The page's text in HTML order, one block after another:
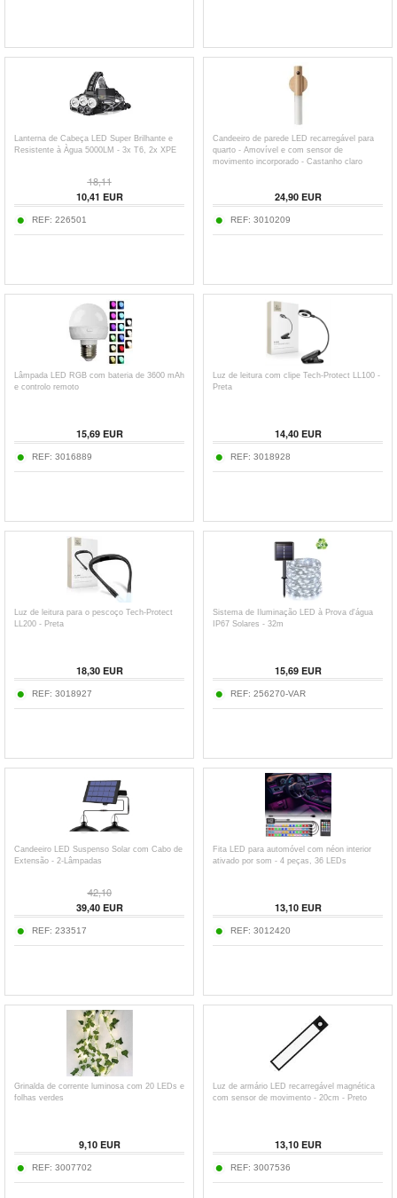
Lanterna de Cabeça LED Super Brilhante e
Resistente à Àgua 5000LM - 3x T6, 2x XPE
18,11
10,41 EUR
REF: 226501
Candeeiro de parede LED recarregável para
quarto - Amovível e com sensor de
movimento incorporado - Castanho claro
24,90EUR
REF: 3010209
Lâmpada LED RGB com bateria de 3600 mAh
e controlo remoto
15,69EUR
REF: 3016889
Luz de leitura com clipe Tech-Protect LL100 -
Preta
14,40EUR
REF: 3018928
Luz de leitura para o pescoço Tech-Protect
LL200 - Preta
18,30EUR
REF: 3018927
Sistema de Iluminação LED à Prova d'água
IP67 Solares - 32m
15,69EUR
REF: 256270-VAR
Candeeiro LED Suspenso Solar com Cabo de
Extensão - 2-Lâmpadas
42,10
39,40EUR
REF: 233517
Fita LED para automóvel com néon interior
ativado por som - 4 peças, 36 LEDs
13,10EUR
REF: 3012420
Grinalda de corrente luminosa com 20 LEDs e
folhas verdes
9,10EUR
REF: 3007702
Luz de armário LED recarregável magnética
com sensor de movimento - 20cm - Preto
13,10EUR
REF: 3007536